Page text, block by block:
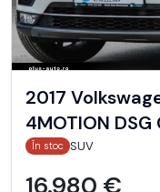
2017
4MOTION
În stoc SUV
16.980 €